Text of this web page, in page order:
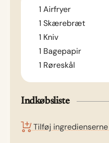
1 Airfryer
1 Skærebræt
1 Kniv
1 Bagepapir
1 Røreskål
Indkøbsliste
Tilføj